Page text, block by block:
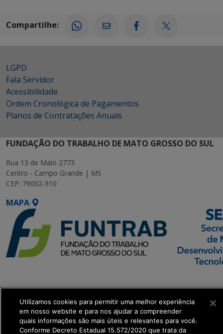
Compartilhe:
LGPD
Fala Servidor
Acessibilidade
Ordem Cronológica de Pagamentos
Planos de Contratações Anuais
FUNDAÇÃO DO TRABALHO DE MATO GROSSO DO SUL
Rua 13 de Maio 2773
Centro - Campo Grande | MS
CEP: 79002-910
MAPA
Executiva de
Transformação Digital
get_footer();
Utilizamos cookies para permitir uma melhor experiência
em nosso website e para nos ajudar a compreender
quais informações são mais úteis e relevantes para você.
Conforme Decreto Estadual 15.572/2020 que trata da